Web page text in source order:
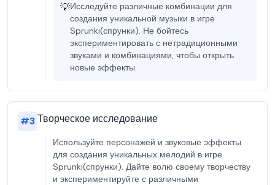
💡Исследуйте различные комбинации для
создания уникальной музыки в игре
Sprunki(спрунки). Не бойтесь
экспериментировать с нетрадиционными
звуками и комбинациями, чтобы открыть
новые эффекты.
#3Творческое исследование
Используйте персонажей и звуковые эффекты
для создания уникальных мелодий в игре
Sprunki(спрунки). Дайте волю своему творчеству
и экспериментируйте с различными